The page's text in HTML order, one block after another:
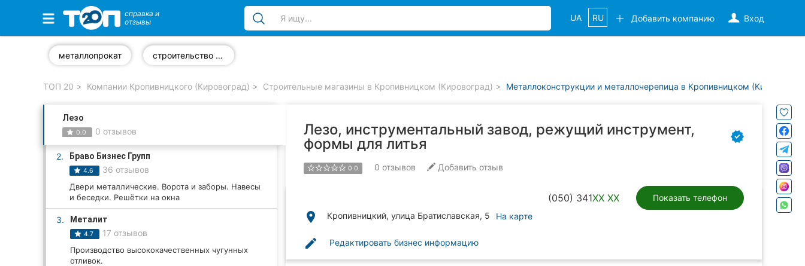
Избранные компании
Стоматологии
Частные клиники
Ветеринарные клиники
Автошколы
Рестораны
Все рубрики
справка и
отзывы
Вход
Добавить компанию
UA RU
металлопрокат строительство бассейна
ТОП 20 Компании Кропивницкого (Кировоград) Строительные магазины в Кропивницком (Кировоград) Металлоконструкции и металлочерепица в Кропивницком
Лезо
0.0 0 отзывов
2. Браво Бизнес Групп
4.6 36 отзывов
Двери металлические. Ворота и заборы. Навесы
и беседки. Решётки на окна
3. Металит
4.7 17 отзывов
Производство высококачественных чугунных
отливок.
Лезо, инструментальный завод, режущий инструмент,
формы для литья
0.0 0 отзывов Добавить отзыв
(050) 341XX XX Показать телефон
place Кропивницкий, улица Братиславская, 5 На карте
edit Редактировать бизнес информацию